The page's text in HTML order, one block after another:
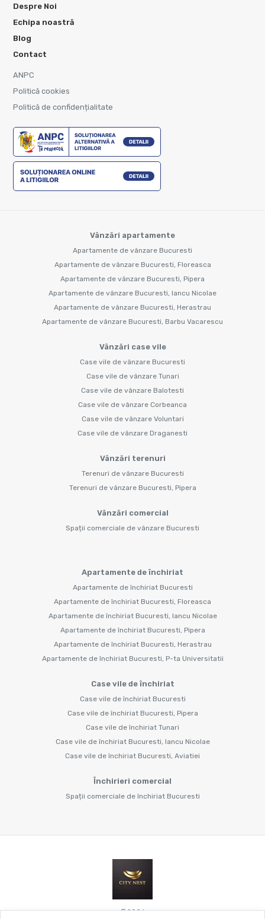
Despre Noi
Echipa noastră
Blog
Contact
ANPC
Politică cookies
Politică de confidențialitate
Vânzări apartamente
Apartamente de vânzare Bucuresti
Apartamente de vânzare Bucuresti, Floreasca
Apartamente de vânzare Bucuresti, Pipera
Apartamente de vânzare Bucuresti, Iancu Nicolae
Apartamente de vânzare Bucuresti, Herastrau
Apartamente de vânzare Bucuresti, Barbu Vacarescu
Vânzări case vile
Case vile de vânzare Bucuresti
Case vile de vânzare Tunari
Case vile de vânzare Balotesti
Case vile de vânzare Corbeanca
Case vile de vânzare Voluntari
Case vile de vânzare Draganesti
Vânzări terenuri
Terenuri de vânzare Bucuresti
Terenuri de vânzare Bucuresti, Pipera
Vânzări comercial
Spații comerciale de vânzare Bucuresti
Apartamente de închiriat
Apartamente de închiriat Bucuresti
Apartamente de închiriat Bucuresti, Floreasca
Apartamente de închiriat Bucuresti, Iancu Nicolae
Apartamente de închiriat Bucuresti, Pipera
Apartamente de închiriat Bucuresti, Herastrau
Apartamente de închiriat Bucuresti, P-ta Universitatii
Case vile de închiriat
Case vile de închiriat Bucuresti
Case vile de închiriat Bucuresti, Pipera
Case vile de închiriat Tunari
Case vile de închiriat Bucuresti, Iancu Nicolae
Case vile de închiriat Bucuresti, Aviatiei
Închirieri comercial
Spații comerciale de închiriat Bucuresti
©2026